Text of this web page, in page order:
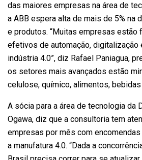
das maiores empresas na área de
a ABB espera alta de mais de 5% na
e produtos. “Muitas empresas estão
efetivos de automação, digitalização
indústria 4.0”, diz Rafael Paniagua,
os setores mais avançados estão
celulose, químico, alimentos,
A sócia para a área de tecnologia da
Ogawa, diz que a consultoria tem
empresas por mês com
a manufatura 4.0. “Dada a